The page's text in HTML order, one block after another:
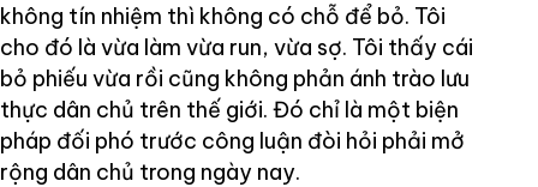
không tín nhiệm thì không có chỗ để bỏ. Tôi
cho đó là vừa làm vừa run, vừa sợ. Tôi thấy cái
bỏ phiếu vừa rồi cũng không phản ánh trào lưu
thực dân chủ trên thế giới. Đó chỉ là một biện
pháp đối phó trước công luận đòi hỏi phải mở
rộng dân chủ trong ngày nay.